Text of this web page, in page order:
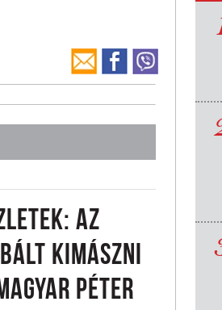
az
kimászni
Péter